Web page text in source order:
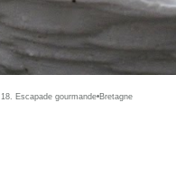
18. Escapade gourmande•Bretagne